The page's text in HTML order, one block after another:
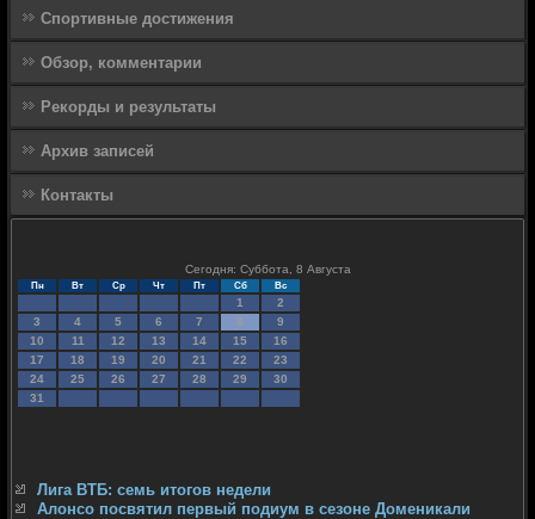
Спортивные достижения
Обзор, комментарии
Рекорды и результаты
Архив записей
Контакты
Сегодня: Суббота, 8 Августа
Пн Вт Ср Чт Пт Сб Вс
1
2
3
4 5 6 7 8
9
10
11 12 13 14 15
16
17
18 19 20 21 22
23
24
25 26 27 28 29
30
31
Лига ВТБ: семь итогов недели
Алонсо посвятил первый подиум в сезоне Доменикали